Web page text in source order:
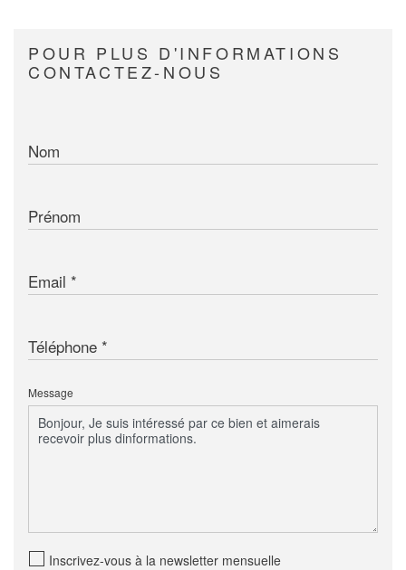
POUR PLUS D'INFORMATIONS
CONTACTEZ-NOUS
Nom
Prénom
Email
Téléphone
Message
Inscrivez-vous à la newsletter mensuelle